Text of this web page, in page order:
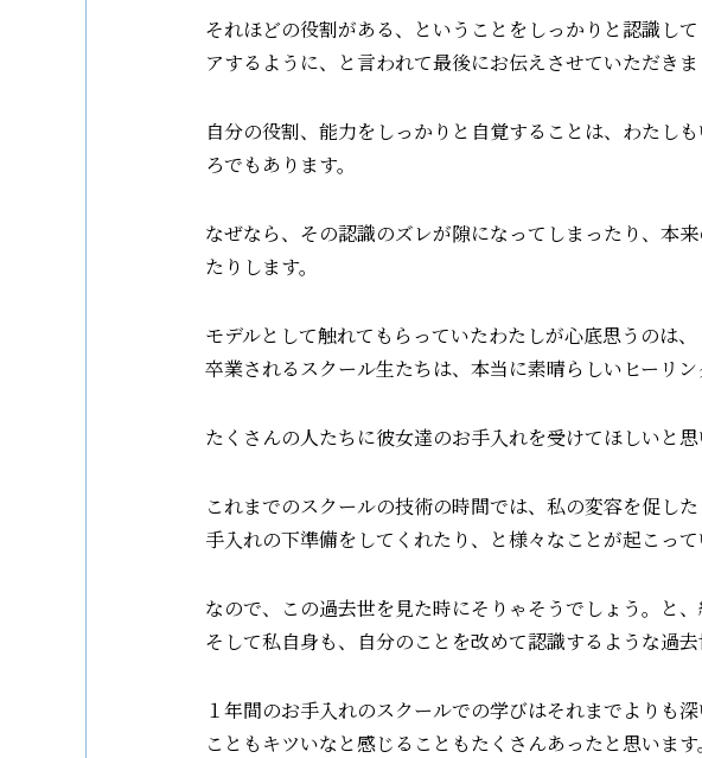
それほどの役割がある、ということをしっかりと認識し
アするように、と言われて最後にお伝えさせていただきま
自分の役割、能力をしっかりと自覚することは、わたし
ろでもあります。
なぜなら、その認識のズレが隙になってしまったり、本
たりします。
モデルとして触れてもらっていたわたしが心底思うのは、
卒業されるスクール生たちは、本当に素晴らしいヒーリン
たくさんの人たちに彼女達のお手入れを受けてほしいと思
これまでのスクールの技術の時間では、私の変容を促し
手入れの下準備をしてくれたり、と様々なことが起こって
なので、この過去世を見た時にそりゃそうでしょう。と、
そして私自身も、自分のことを改めて認識するような過去
１年間のお手入れのスクールでの学びはそれまでよりも
こともキツいなと感じることもたくさんあったと思います。